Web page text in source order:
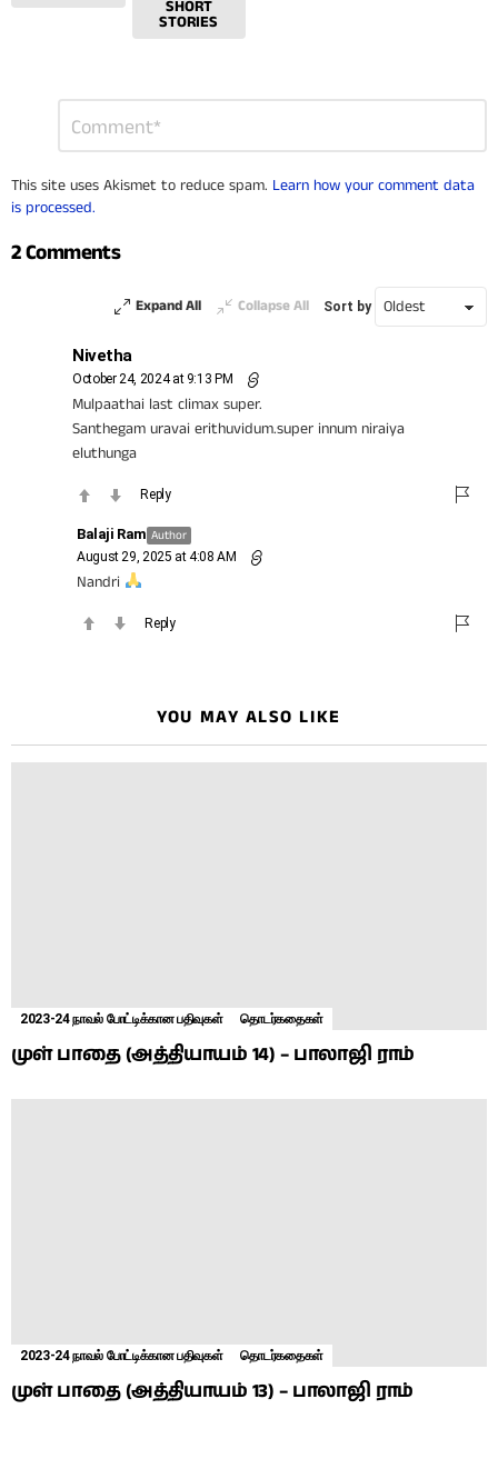
SHORT
STORIES
This site uses Akismet to reduce spam. Learn how your comment data
is processed.
2 Comments
Expand All Collapse All Sort by
Nivetha
October 24, 2024 at 9:13 PM
Mulpaathai last climax super.
Santhegam uravai erithuvidum.super innum niraiya
eluthunga
Reply
Balaji Ram Author
August 29, 2025 at 4:08 AM
Nandri
Reply
YOU MAY ALSO LIKE
2023-24 நாவல் போட்டிக்கான பதிவுகள் தொடர்கதைகள்
முள் பாதை (அத்தியாயம் 14) – பாலாஜி ராம்
2023-24 நாவல் போட்டிக்கான பதிவுகள் தொடர்கதைகள்
முள் பாதை (அத்தியாயம் 13) – பாலாஜி ராம்